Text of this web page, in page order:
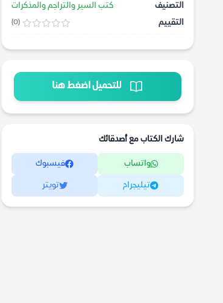
التصنيف
كتب السير والتراجم والمذكرات
التقييم
(0)
للتحميل اضغط هنا
شارك الكتاب مع أصدقائك
واتساب فيسبوك
تيليجرام تويتر